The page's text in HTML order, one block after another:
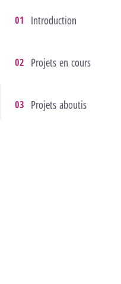
Introduction
Projets en cours
Projets aboutis